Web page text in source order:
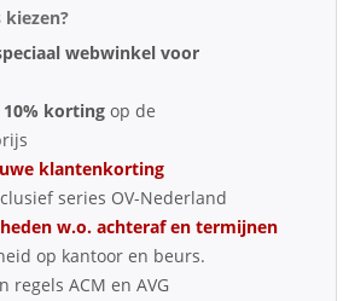
webwinkel voor
10% korting op de
klantenkorting
series OV-Nederland
w.o. achteraf en termijnen
op kantoor en beurs.
regels ACM en AVG